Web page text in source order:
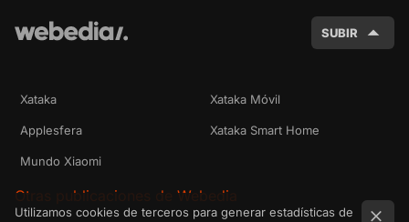
SUBIR
Xataka Xataka Móvil
Applesfera Xataka Smart Home
Mundo Xiaomi
Otras publicaciones de Webedia
Utilizamos cookies de terceros para generar estadísticas de